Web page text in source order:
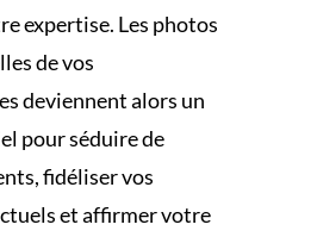
expertise. Les photos
de vos
deviennent alors un
pour séduire de
fidéliser vos
et affirmer votre